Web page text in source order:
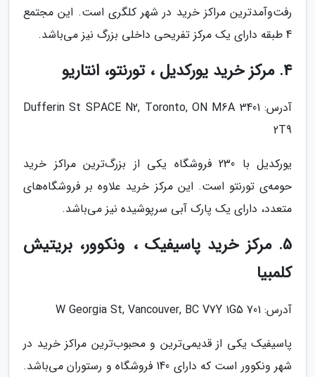
رفت‌وآمدترین مراکز خرید در شهر کلگری است. این مجتمع
4 طبقه دارای یک مرکز تفریحی داخلی بزرگ نیز می‌باشد.
4. مرکز خرید یورکدیل ، تورنتو، انتاریو
آدرس: 3401 Dufferin St SPACE N2, Toronto, ON M6A
2T9
یورکدیل با 230 فروشگاه یکی از بزرگ‌ترین مراکز خرید
حومه‌ی تورنتو است. این مرکز خرید علاوه بر فروشگاه‌های
متعدد، دارای یک پارک آبی سرپوشیده نیز می‌باشد.
5. مرکز خرید پاسیفیک ، ونکوور، بریتیش
کلمبیا
آدرس: 701 W Georgia St, Vancouver, BC V7Y 1G5
پاسیفیک یکی از قدیمی‌ترین و محبوب‌ترین مراکز خرید در
شهر ونکوور است که دارای 140 فروشگاه و رستوران می‌باشد.